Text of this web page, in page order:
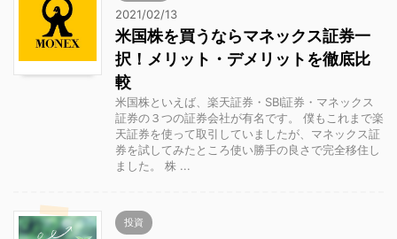
2021/02/13
米国株を買うならマネックス証券一
択！メリット・デメリットを徹底比
較
米国株といえば、楽天証券・SBI証券・マネックス
証券の３つの証券会社が有名です。 僕もこれまで楽
天証券を使って取引していましたが、マネックス証
券を試してみたところ使い勝手の良さで完全移住し
ました。 株 ...
投資